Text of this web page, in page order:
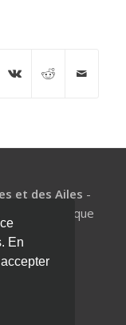
En
et des Ailes -
pour chaque
|Contact